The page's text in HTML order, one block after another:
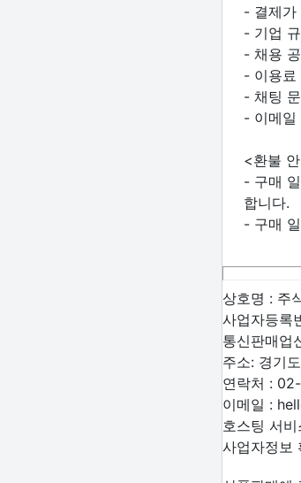
- 결제가
- 기업
- 채용
- 이용료
- 채팅
- 이메
<환불
- 구매
합니다.
- 구매
상호명 : 주
사업자등록
통신판매업
주소: 경기
연락처 :
이메일 :
호스팅 서
사업자정보